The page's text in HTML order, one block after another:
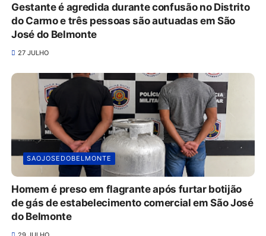
Gestante é agredida durante confusão no Distrito
do Carmo e três pessoas são autuadas em São
José do Belmonte
27 JULHO
SAOJOSEDOBELMONTE
Homem é preso em flagrante após furtar botijão
de gás de estabelecimento comercial em São José
do Belmonte